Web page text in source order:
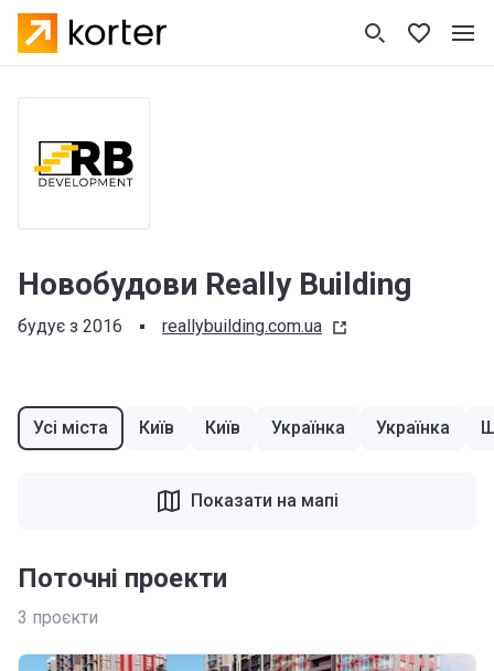
Новобудови Really Building
будує з 2016 reallybuilding.com.ua
Усі міста Київ Київ Українка Українка
Поточні проекти
3 проєкти
Показати на мапі